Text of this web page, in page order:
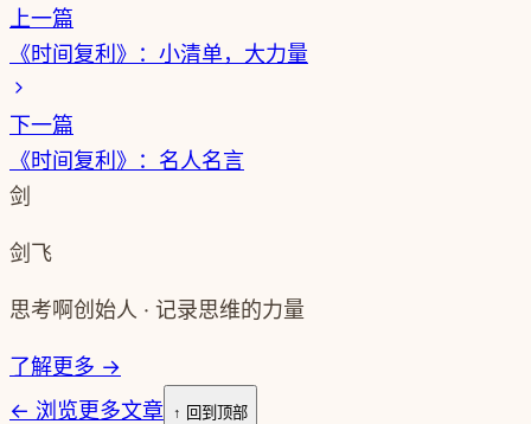
上一篇
《时间复利》：小清单，大力量
下一篇
《时间复利》：名人名言
剑
剑飞
思考啊创始人 · 记录思维的力量
了解更多 →
← 浏览更多文章 ↑ 回到顶部